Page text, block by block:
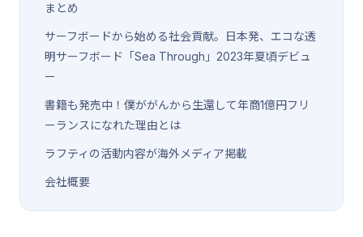
まとめ
サーフボードから始める社会貢献。日本発、エコな透
明サーフボード「Sea Through」2023年夏頃デビュ
ー
書籍も発売中！僕ががんから生還して年商1億円フリ
ーランスになれた理由とは
ラフティの活動内容が海外メディア掲載
会社概要